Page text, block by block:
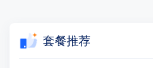
套餐推荐